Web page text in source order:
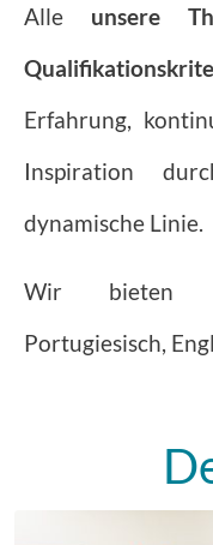
Alle unsere
Erfahrung,
Inspiration
dynamische Linie.
Wir bieten
Portugiesisch,